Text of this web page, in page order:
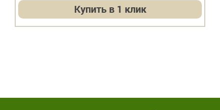
Купить в 1 клик